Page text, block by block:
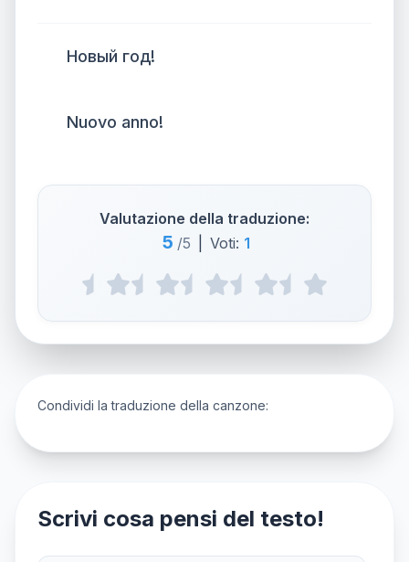
Новый год!
Nuovo anno!
Valutazione della traduzione:
5 /5 Voti: 1
Condividi la traduzione della canzone:
Scrivi cosa pensi del testo!